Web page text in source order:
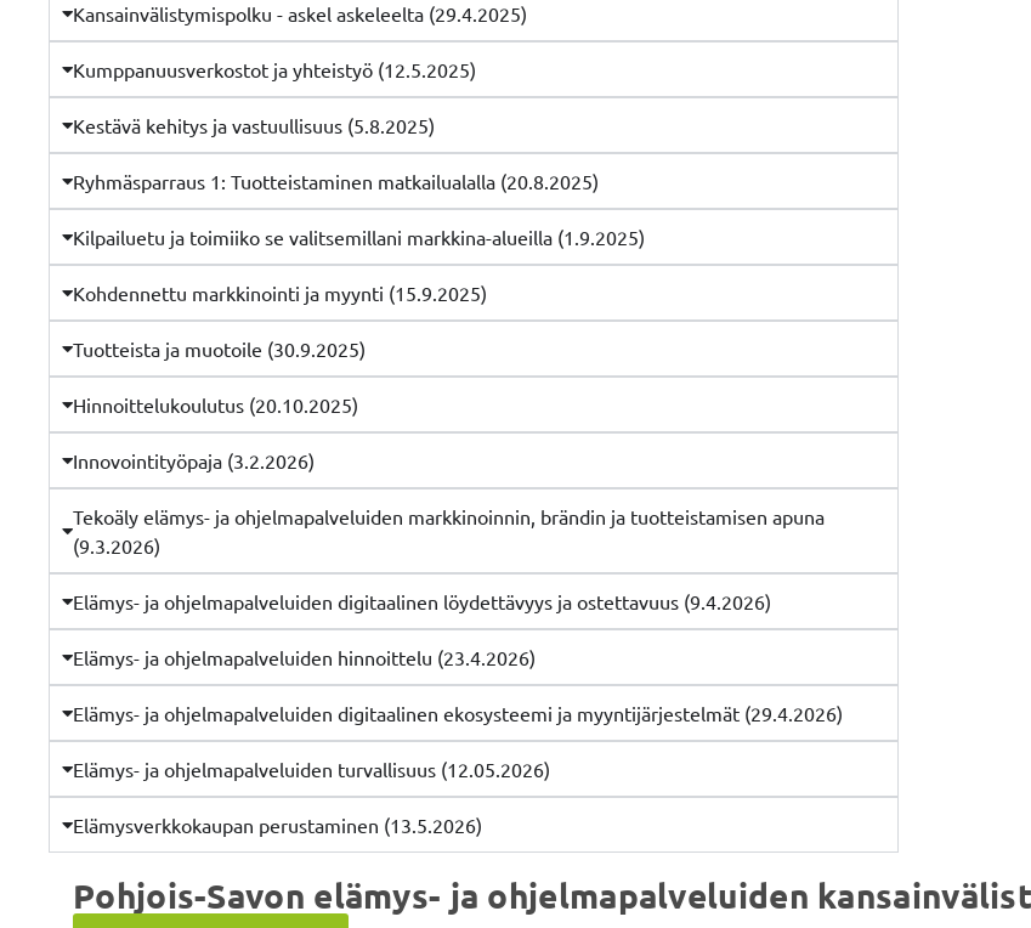
Kansainvälistymispolku - askel askeleelta (29.4.2025)
Kumppanuusverkostot ja yhteistyö (12.5.2025)
Kestävä kehitys ja vastuullisuus (5.8.2025)
Ryhmäsparraus 1: Tuotteistaminen matkailualalla (20.8.2025)
Kilpailuetu ja toimiiko se valitsemillani markkina-alueilla (1.9.2025)
Kohdennettu markkinointi ja myynti (15.9.2025)
Tuotteista ja muotoile (30.9.2025)
Hinnoittelukoulutus (20.10.2025)
Innovointityöpaja (3.2.2026)
Tekoäly elämys- ja ohjelmapalveluiden markkinoinnin, brändin ja tuotteistamisen apuna
(9.3.2026)
Elämys- ja ohjelmapalveluiden digitaalinen löydettävyys ja ostettavuus (9.4.2026)
Elämys- ja ohjelmapalveluiden hinnoittelu (23.4.2026)
Elämys- ja ohjelmapalveluiden digitaalinen ekosysteemi ja myyntijärjestelmät (29.4.2026)
Elämys- ja ohjelmapalveluiden turvallisuus (12.05.2026)
Elämysverkkokaupan perustaminen (13.5.2026)
Pohjois-Savon elämys- ja ohjelmapalveluiden